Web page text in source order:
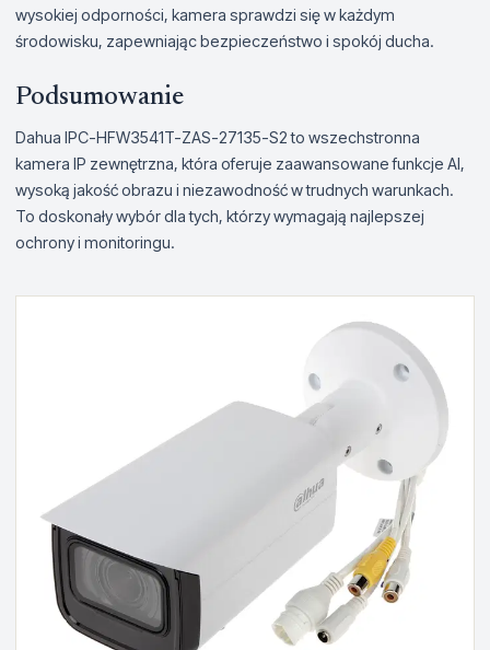
wysokiej odporności, kamera sprawdzi się w każdym
środowisku, zapewniając bezpieczeństwo i spokój ducha.
Podsumowanie
Dahua IPC-HFW3541T-ZAS-27135-S2 to wszechstronna
kamera IP zewnętrzna, która oferuje zaawansowane funkcje AI,
wysoką jakość obrazu i niezawodność w trudnych warunkach.
To doskonały wybór dla tych, którzy wymagają najlepszej
ochrony i monitoringu.